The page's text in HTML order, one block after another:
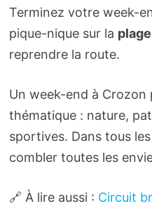
Terminez votre week-
pique-nique sur la
reprendre la route.
Un week-end à Crozon
thématique : nature,
sportives. Dans tous les
combler toutes les
🔗 À lire aussi : Circuit